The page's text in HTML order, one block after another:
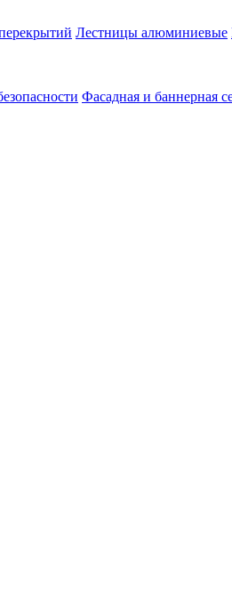
Лестницы алюминиевые
Фасадная и баннерная